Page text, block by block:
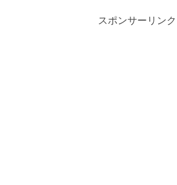
スポンサーリンク